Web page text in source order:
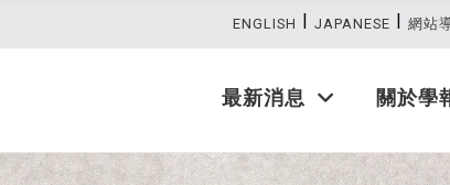
最新消息 關於學
ENGLISH | JAPANESE | 網站